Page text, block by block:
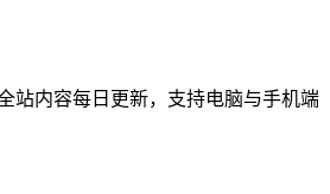
站内容每日更新，支持电脑与手机端